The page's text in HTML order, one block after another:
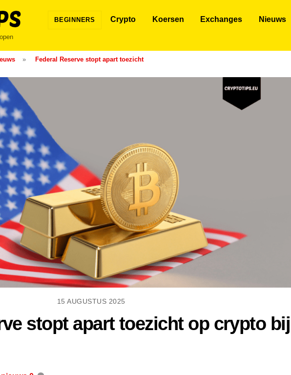
BEGINNERS Crypto Koersen Exchanges Nieuws
» Federal Reserve stopt apart toezicht
15 AUGUSTUS 2025
stopt apart toezicht op crypto bij